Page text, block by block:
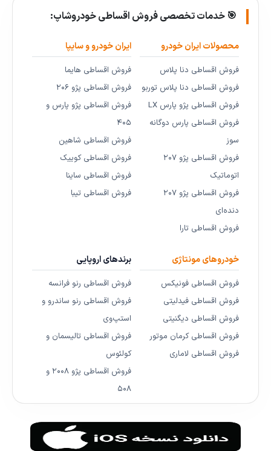
🎯 خدمات تخصصی فروش اقساطی خودروشاپ:
محصولات ایران خودرو
فروش اقساطی دنا پلاس
فروش اقساطی دنا پلاس توربو
فروش اقساطی پژو پارس LX
فروش اقساطی پارس دوگانه
سوز
فروش اقساطی پژو ۲۰۷
اتوماتیک
فروش اقساطی پژو ۲۰۷
دنده‌ای
فروش اقساطی تارا
ایران خودرو و سایپا
فروش اقساطی هایما
فروش اقساطی پژو ۲۰۶
فروش اقساطی پژو پارس و
۴۰۵
فروش اقساطی شاهین
فروش اقساطی کوییک
فروش اقساطی ساینا
فروش اقساطی تیبا
خودروهای مونتاژی
فروش اقساطی فونیکس
فروش اقساطی فیدلیتی
فروش اقساطی دیگنیتی
فروش اقساطی کرمان موتور
فروش اقساطی لاماری
برندهای اروپایی
فروش اقساطی رنو فرانسه
فروش اقساطی رنو ساندرو و
استپ‌وی
فروش اقساطی تالیسمان و
کولئوس
فروش اقساطی پژو ۲۰۰۸ و
۵۰۸